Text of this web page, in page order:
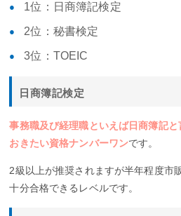
1位：日商簿記検定
2位：秘書検定
3位：TOEIC
日商簿記検定
事務職及び経理職といえば日商簿記
おきたい資格ナンバーワンです。
2級以上が推奨されますが半年程度市
十分合格できるレベルです。